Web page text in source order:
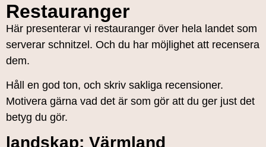
Restauranger
Här presenterar vi restauranger över hela landet som
serverar schnitzel. Och du har möjlighet att recensera
dem.
Håll en god ton, och skriv sakliga recensioner.
Motivera gärna vad det är som gör att du ger just det
betyg du gör.
landskap: Värmland